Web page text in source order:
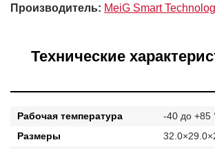
Производитель: MeiG Smart
Технические
Рабочая температура
-40 до +85
Размеры